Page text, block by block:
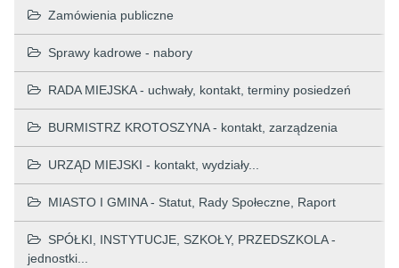
Zamówienia publiczne
Sprawy kadrowe - nabory
RADA MIEJSKA - uchwały, kontakt, terminy posiedzeń
BURMISTRZ KROTOSZYNA - kontakt, zarządzenia
URZĄD MIEJSKI - kontakt, wydziały...
MIASTO I GMINA - Statut, Rady Społeczne, Raport
SPÓŁKI, INSTYTUCJE, SZKOŁY, PRZEDSZKOLA -
jednostki...